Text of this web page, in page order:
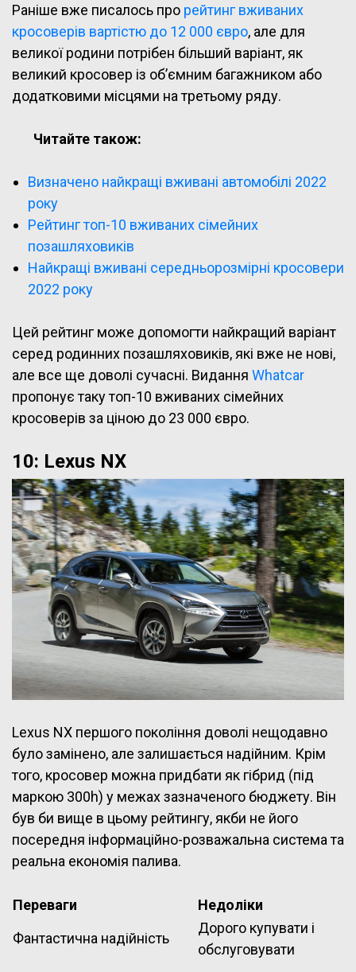
Раніше вже писалось про рейтинг вживаних
кросоверів вартістю до 12 000 євро, але для
великої родини потрібен більший варіант, як
великий кросовер із об’ємним багажником або
додатковими місцями на третьому ряду.
Читайте також:
Визначено найкращі вживані автомобілі 2022
року
Рейтинг топ-10 вживаних сімейних
позашляховиків
Найкращі вживані середньорозмірні кросовери
2022 року
Цей рейтинг може допомогти найкращий варіант
серед родинних позашляховиків, які вже не нові,
але все ще доволі сучасні. Видання Whatcar
пропонує таку топ-10 вживаних сімейних
кросоверів за ціною до 23 000 євро.
10: Lexus NX
Lexus NX першого покоління доволі нещодавно
було замінено, але залишається надійним. Крім
того, кросовер можна придбати як гібрид (під
маркою 300h) у межах зазначеного бюджету. Він
був би вище в цьому рейтингу, якби не його
посередня інформаційно-розважальна система та
реальна економія палива.
Переваги
Недоліки
Фантастична надійність
Дорого купувати і
обслуговувати